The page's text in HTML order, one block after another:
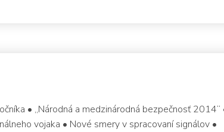
• „Národná a medzinárodná bezpečnosť 2014“
vojaka • Nové smery v spracovaní signálov •